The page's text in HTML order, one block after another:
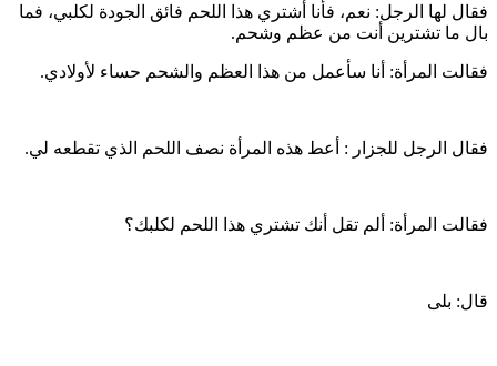
فقال لها الرجل: نعم، فأنا أشتري هذا اللحم فائق الجودة لكلبي، فما
بال ما تشترين أنت من عظم وشحم.
فقالت المرأة: أنا سأعمل من هذا العظم والشحم حساء لأولادي.
فقال الرجل للجزار : أعط هذه المرأة نصف اللحم الذي تقطعه لي.
فقالت المرأة: ألم تقل أنك تشتري هذا اللحم لكلبك؟
قال: بلى